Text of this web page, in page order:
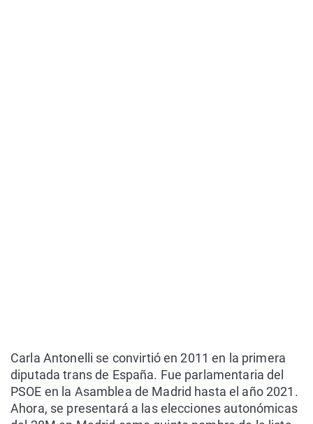
Carla Antonelli se convirtió en 2011 en la primera
diputada trans de España. Fue parlamentaria del
PSOE en la Asamblea de Madrid hasta el año 2021.
Ahora, se presentará a las elecciones autonómicas